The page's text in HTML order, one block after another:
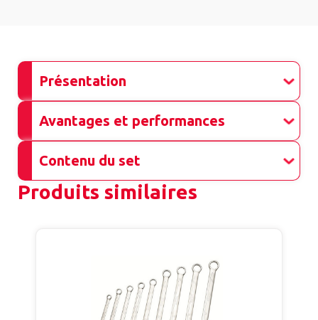
Présentation
Avantages et performances
Contenu du set
Produits similaires